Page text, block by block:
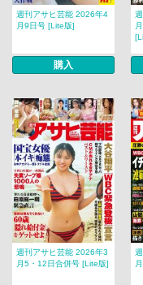
週刊アサヒ芸能 2026年4
月9日号 [Lite版]
購入
週刊アサヒ芸能 2026年3
月5・12日合併号 [Lite版]